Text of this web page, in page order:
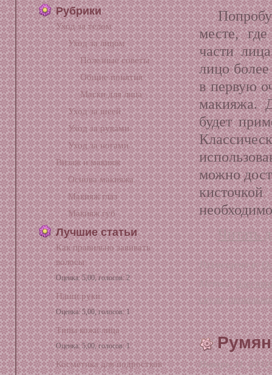
месте,
части
лицо
в первую
макияжа.
будет
можно
Читать
Размещено в:
Метки:
скула,
Январь 31, 2012
Рубрики
Уход за телом
Уход за лицом
Полезные советы
Общие понятия
Маски для лица
Уход за шеей
Уход за руками
Уход за ногами
Визаж и макияж
Основа макияжа
Макияж глаз
Макияж губ
Лучшие статьи
Как правильно завивать
волосы
Оценка: 5,00, голосов: 2
Наши руки
Оценка: 5,00, голосов: 1
Типы кожи лица
Оценка: 5,00, голосов: 1
Косметика для подростков